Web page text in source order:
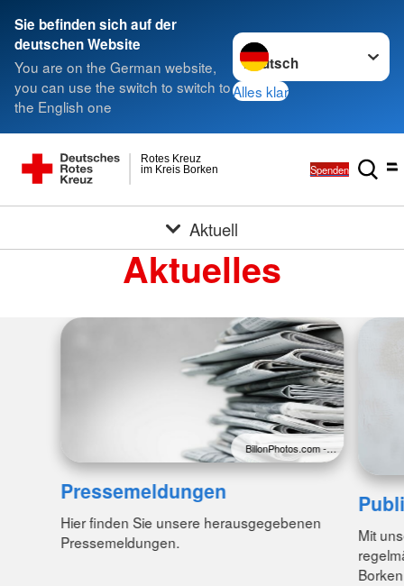
Sie befinden sich auf der
deutschen Website
You are on the German website,
you can use the switch to switch to
the English one
Sprache wechseln zu
Alles klar
im Kreis Borken
Rotes Kreuz
Spenden
Aktuell
Aktuelles
BillonPhotos.com -…
Pressemeldungen
Hier finden Sie unsere herausgegebenen
Pressemeldungen.
Mit